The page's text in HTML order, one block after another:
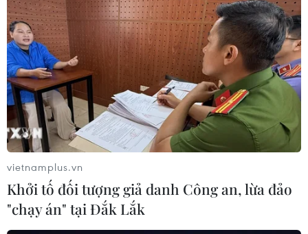
vietnamplus.vn
Khởi tố đối tượng giả danh Công an, lừa đảo
"chạy án" tại Đắk Lắk